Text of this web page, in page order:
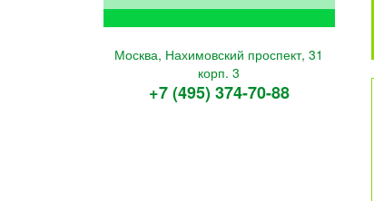
Москва, Нахимовский проспект, 31
корп. 3
+7 (495) 374-70-88